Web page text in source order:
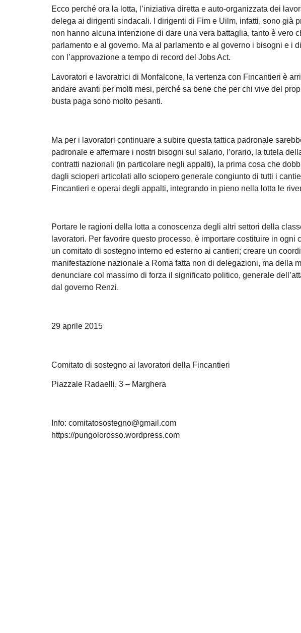
Ecco perché ora la lotta, l’iniziativa diretta e auto-organizzata dei
delega ai dirigenti sindacali. I dirigenti di Fim e Uilm, infatti, sono già
non hanno alcuna intenzione di dare una vera battaglia, tanto è vero
parlamento e al governo. Ma al parlamento e al governo i bisogni e i
con l’approvazione a tempo di record del Jobs Act.
Lavoratori e lavoratrici di Monfalcone, la vertenza con Fincantieri è
andare avanti per molti mesi, perché sa bene che per chi vive del
busta paga sono molto pesanti.
Ma per i lavoratori continuare a subire questa tattica padronale
padronale e affermare i nostri bisogni sul salario, l’orario, la tutela
contratti nazionali (in particolare negli appalti), la prima cosa che
dagli scioperi articolati allo sciopero generale congiunto di tutti i
Fincantieri e operai degli appalti, integrando in pieno nella lotta le
Portare le ragioni della lotta a conoscenza degli altri settori della
lavoratori. Per favorire questo processo, è importare costituire in
un comitato di sostegno interno ed esterno ai cantieri; creare un
manifestazione nazionale a Roma fatta non di delegazioni, ma della
denunciare col massimo di forza il significato politico, generale
dal governo Renzi.
29 aprile 2015
Comitato di sostegno ai lavoratori della Fincantieri
Piazzale Radaelli, 3 – Marghera
Info: comitatosostegno@gmail.com
https://pungolorosso.wordpress.com